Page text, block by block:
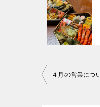
投
４月の営業につ